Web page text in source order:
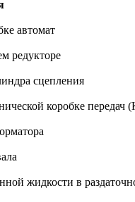
автомат
редукторе
сцепления
коробке
жидкости в